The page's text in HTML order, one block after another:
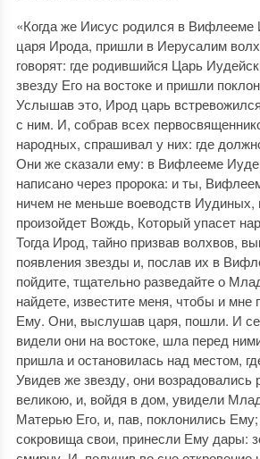
«Когда же Иисус родился в Вифлееме
царя Ирода, пришли в Иерусалим
говорят: где родившийся Царь
звезду Его на востоке и пришли
Услышав это, Ирод царь
с ним. И, собрав всех
народных, спрашивал у них: где
Они же сказали ему: в Вифлееме
написано через пророка: и ты,
ничем не меньше воеводств Иудиных,
произойдет Вождь, Который упасет
Тогда Ирод, тайно призвав волхвов,
появления звезды и, послав их в
пойдите, тщательно разведайте о
найдете, известите меня, чтобы и мне
Ему. Они, выслушав царя, пошли. И
видели они на востоке, шла перед
пришла и остановилась над местом,
Увидев же звезду, они возрадовались
великою, и, войдя в дом, увидели
Матерью Его, и, пав, поклонились
сокровища свои, принесли Ему дары: